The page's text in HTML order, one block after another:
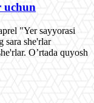
uchun
"Yer sayyorasi
sara she'rlar
O’rtada quyosh